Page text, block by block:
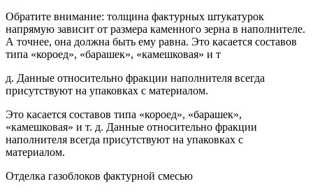
Обратите внимание: толщина фактурных штукатурок
напрямую зависит от размера каменного зерна в наполнителе.
А точнее, она должна быть ему равна. Это касается составов
типа «короед», «барашек», «камешковая» и т
д. Данные относительно фракции наполнителя всегда
присутствуют на упаковках с материалом.
Это касается составов типа «короед», «барашек»,
«камешковая» и т. д. Данные относительно фракции
наполнителя всегда присутствуют на упаковках с
материалом.
Отделка газоблоков фактурной смесью